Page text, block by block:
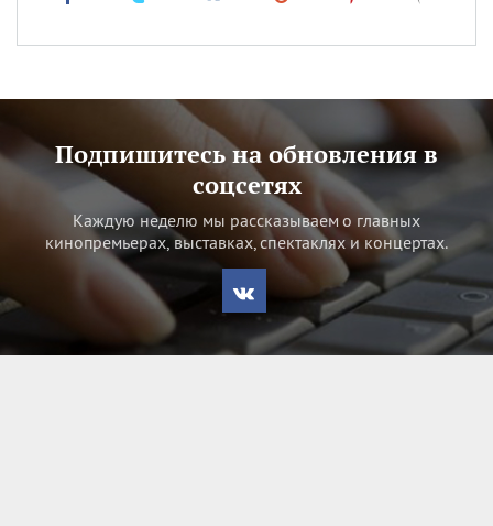
Подпишитесь на обновления в
соцсетях
Каждую неделю мы рассказываем о главных
кинопремьерах, выставках, спектаклях и концертах.